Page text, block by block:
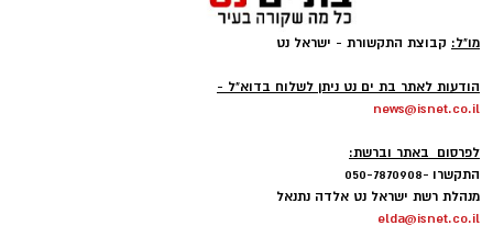
מו"ל: קבוצת התקשורת - ישראל נט
הודעות לאתר בת ים נט ניתן לשלוח בדוא"ל -
news@isnet.co.il
לפרסום באתר וברשת:
התקשרו -050-7870908
מנהלת רשת ישראל נט אלדה נתנאל
elda@isnet.co.il